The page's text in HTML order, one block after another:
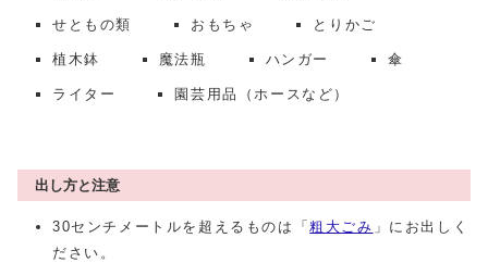
せともの類 おもちゃ とりかご
植木鉢 魔法瓶 ハンガー 傘
ライター 園芸用品（ホースなど）
出し方と注意
30センチメートルを超えるものは「粗大ごみ 」にお出しく
ださい。